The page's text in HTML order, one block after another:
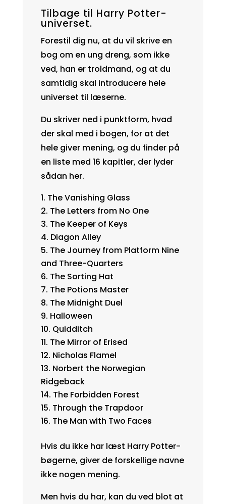
Tilbage til Harry Potter-
universet.
Forestil dig nu, at du vil skrive en
bog om en ung dreng, som ikke
ved, han er troldmand, og at du
samtidig skal introducere hele
universet til læserne.
Du skriver ned i punktform, hvad
der skal med i bogen, for at det
hele giver mening, og du finder på
en liste med 16 kapitler, der lyder
sådan her.
The Vanishing Glass
The Letters from No One
The Keeper of Keys
Diagon Alley
The Journey from Platform Nine
and Three-Quarters
The Sorting Hat
The Potions Master
The Midnight Duel
Halloween
Quidditch
The Mirror of Erised
Nicholas Flamel
Norbert the Norwegian
Ridgeback
The Forbidden Forest
Through the Trapdoor
The Man with Two Faces
Hvis du ikke har læst Harry Potter-
bøgerne, giver de forskellige navne
ikke nogen mening.
Men hvis du har, kan du ved blot at